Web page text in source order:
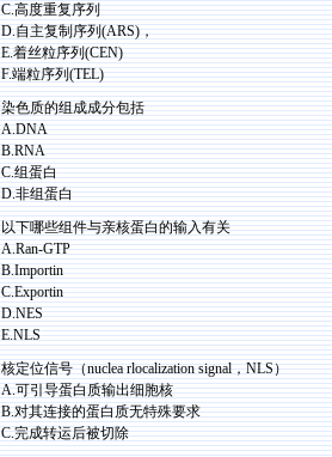
C.高度重复序列
D.自主复制序列(ARS)，
E.着丝粒序列(CEN)
F.端粒序列(TEL)
染色质的组成成分包括
A.DNA
B.RNA
C.组蛋白
D.非组蛋白
以下哪些组件与亲核蛋白的输入有关
A.Ran-GTP
B.Importin
C.Exportin
D.NES
E.NLS
核定位信号（nuclea rlocalization signal，NLS）
A.可引导蛋白质输出细胞核
B.对其连接的蛋白质无特殊要求
C.完成转运后被切除